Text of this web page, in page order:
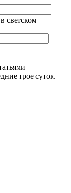
светском
трое суток.